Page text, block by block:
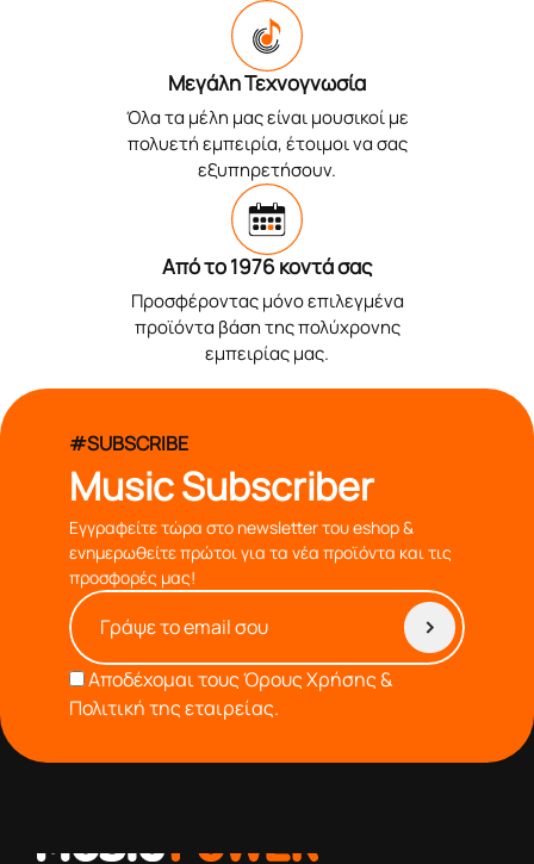
Μεγάλη Τεχνογνωσία
Όλα τα μέλη μας είναι μουσικοί με
πολυετή εμπειρία, έτοιμοι να σας
εξυπηρετήσουν.
Από το 1976 κοντά σας
Προσφέροντας μόνο επιλεγμένα
προϊόντα βάση της πολύχρονης
εμπειρίας μας.
#SUBSCRIBE
Music Subscriber
Εγγραφείτε τώρα στο newsletter του eshop &
ενημερωθείτε πρώτοι για τα νέα προϊόντα και τις
προσφορές μας!
Αποδέχομαι τουςΌρους Χρήσης &
Πολιτική της εταιρείας.